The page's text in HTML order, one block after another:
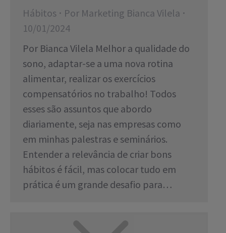
Hábitos
Por Marketing Bianca Vilela
10/01/2024
Por Bianca Vilela Melhor a qualidade do
sono, adaptar-se a uma nova rotina
alimentar, realizar os exercícios
compensatórios no trabalho! Todos
esses são assuntos que abordo
diariamente, seja nas empresas como
em minhas palestras e seminários.
Entender a relevância de criar bons
hábitos é fácil, mas colocar tudo em
prática é um grande desafio para…